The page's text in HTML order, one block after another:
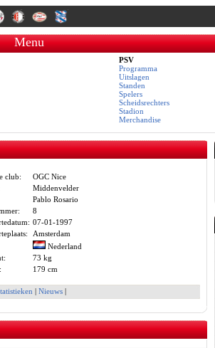
Menu
PSV
Programma
Uitslagen
Standen
Spelers
Scheidsrechters
Stadion
Merchandise
club:
OGC Nice
Middenvelder
Pablo Rosario
8
07-01-1997
Amsterdam
Nederland
73 kg
179 cm
| Nieuws|